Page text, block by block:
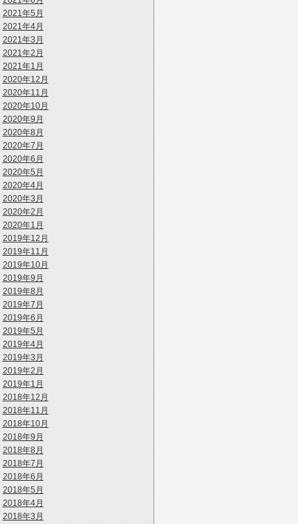
2021年5月
2021年4月
2021年3月
2021年2月
2021年1月
2020年12月
2020年11月
2020年10月
2020年9月
2020年8月
2020年7月
2020年6月
2020年5月
2020年4月
2020年3月
2020年2月
2020年1月
2019年12月
2019年11月
2019年10月
2019年9月
2019年8月
2019年7月
2019年6月
2019年5月
2019年4月
2019年3月
2019年2月
2019年1月
2018年12月
2018年11月
2018年10月
2018年9月
2018年8月
2018年7月
2018年6月
2018年5月
2018年4月
2018年3月